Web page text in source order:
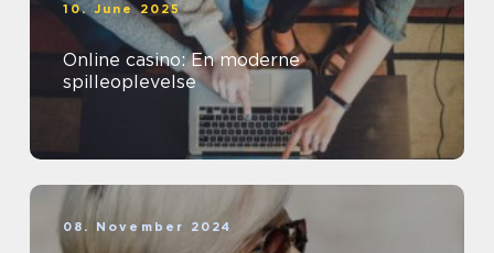
10. June 2025
Online casino: En moderne
spilleoplevelse
08. November 2024